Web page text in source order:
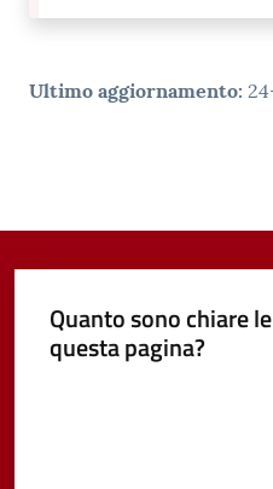
Ultimo aggiornamento:
Quanto sono chiare
questa pagina?